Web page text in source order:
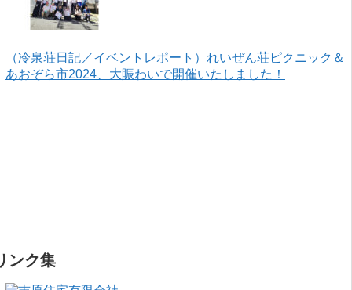
（冷泉荘日記／イベントレポート）れいぜん荘ピクニック＆
あおぞら市2024、大賑わいで開催いたしました！
ンク集